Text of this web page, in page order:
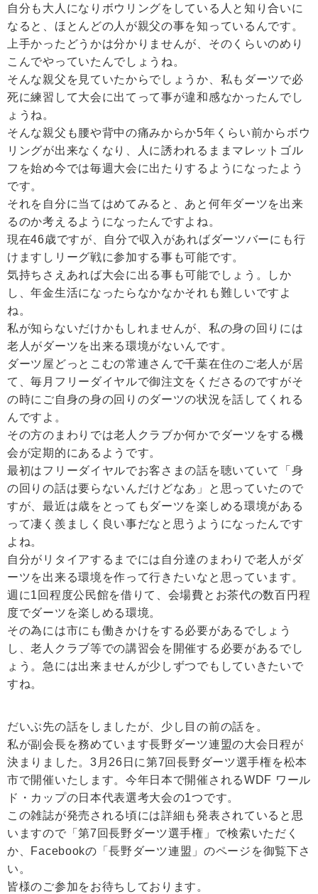
自分も大人になりボウリングをしている人と知り合いに
なると、ほとんどの人が親父の事を知っているんです。
上手かったどうかは分かりませんが、そのくらいのめり
こんでやっていたんでしょうね。
そんな親父を見ていたからでしょうか、私もダーツで必
死に練習して大会に出てって事が違和感なかったんでし
ょうね。
そんな親父も腰や背中の痛みからか5年くらい前からボウ
リングが出来なくなり、人に誘われるままマレットゴル
フを始め今では毎週大会に出たりするようになったよう
です。
それを自分に当てはめてみると、あと何年ダーツを出来
るのか考えるようになったんですよね。
現在46歳ですが、自分で収入があればダーツバーにも行
けますしリーグ戦に参加する事も可能です。
気持ちさえあれば大会に出る事も可能でしょう。しか
し、年金生活になったらなかなかそれも難しいですよ
ね。
私が知らないだけかもしれませんが、私の身の回りには
老人がダーツを出来る環境がないんです。
ダーツ屋どっとこむの常連さんで千葉在住のご老人が居
て、毎月フリーダイヤルで御注文をくださるのですがそ
の時にご自身の身の回りのダーツの状況を話してくれる
んですよ。
その方のまわりでは老人クラブか何かでダーツをする機
会が定期的にあるようです。
最初はフリーダイヤルでお客さまの話を聴いていて「身
の回りの話は要らないんだけどなあ」と思っていたので
すが、最近は歳をとってもダーツを楽しめる環境がある
って凄く羨ましく良い事だなと思うようになったんです
よね。
自分がリタイアするまでには自分達のまわりで老人がダ
ーツを出来る環境を作って行きたいなと思っています。
週に1回程度公民館を借りて、会場費とお茶代の数百円程
度でダーツを楽しめる環境。
その為には市にも働きかけをする必要があるでしょう
し、老人クラブ等での講習会を開催する必要があるでし
ょう。急には出来ませんが少しずつでもしていきたいで
すね。
だいぶ先の話をしましたが、少し目の前の話を。
私が副会長を務めています長野ダーツ連盟の大会日程が
決まりました。3月26日に第7回長野ダーツ選手権を松本
市で開催いたします。今年日本で開催されるWDF ワール
ド・カップの日本代表選考大会の1つです。
この雑誌が発売される頃には詳細も発表されていると思
いますので「第7回長野ダーツ選手権」で検索いただく
か、Facebookの「長野ダーツ連盟」のページを御覧下さ
い。
皆様のご参加をお待ちしております。